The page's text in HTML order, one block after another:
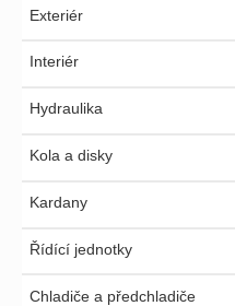
Exteriér
Interiér
Hydraulika
Kola a disky
Kardany
Řídící jednotky
Chladiče a předchladiče